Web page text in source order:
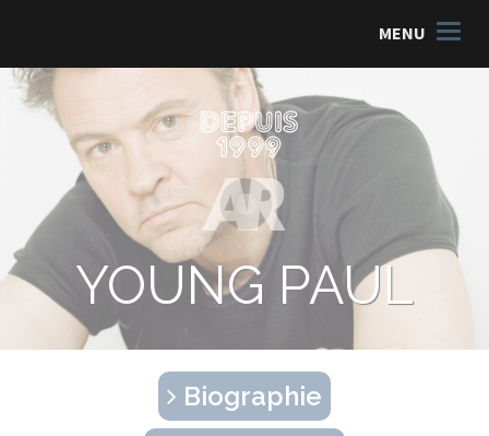
MENU
YOUNG PAUL
Biographie